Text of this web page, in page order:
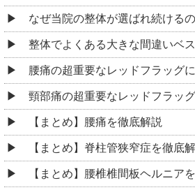
なぜ当院の整体が選ばれ続ける
整体でよくある大きな間違いベ
腰痛の超重要なレッドフラッグ
頸部痛の超重要なレッドフラッ
【まとめ】腰痛を徹底解説
【まとめ】脊柱管狭窄症を徹底
【まとめ】腰椎椎間板ヘルニア